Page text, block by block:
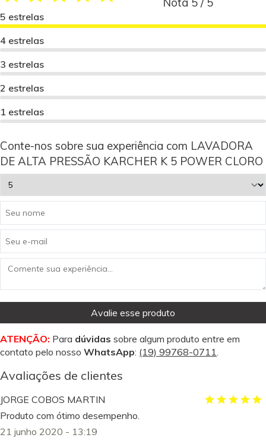
5 estrelas
4 estrelas
3 estrelas
2 estrelas
1 estrelas
Conte-nos sobre sua experiência com LAVADORA
DE ALTA PRESSÃO KARCHER K 5 POWER CLORO
Avalie esse produto
ATENÇÃO: Para dúvidas sobre algum produto entre em
contato pelo nosso WhatsApp: (19) 99768-0711.
Avaliações de clientes
JORGE COBOS MARTIN
Produto com ótimo desempenho.
21 junho 2020 - 13:19